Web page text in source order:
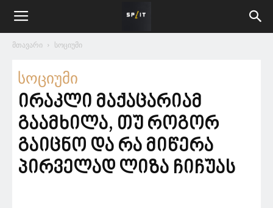
მთავარი სოციუმი
სოციუმი
ირაკლი მაქაცარიამ
გაამხილა, თუ როგორ
გაიცნო და რა მიწერა
პირველად ლიზა ჩიჩუას